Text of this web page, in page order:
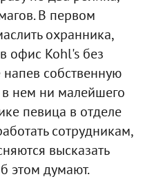
В первом
охранника,
офис Kohl's без
собственную
нем ни малейшего
певица в отделе
сотрудникам,
высказать
этом думают.